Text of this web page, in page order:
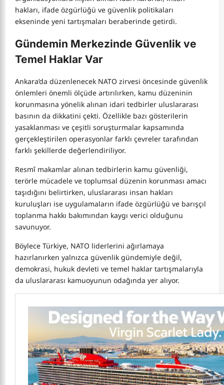
hakları, ifade özgürlüğü ve güvenlik politikaları
ekseninde yeni tartışmaları beraberinde getirdi.
Gündemin Merkezinde Güvenlik ve
Temel Haklar Var
Ankara’da düzenlenecek NATO zirvesi öncesinde güvenlik
önlemleri önemli ölçüde artırılırken, kamu düzeninin
korunmasına yönelik alınan idari tedbirler uluslararası
basının da dikkatini çekti. Özellikle bazı gösterilerin
yasaklanması ve çeşitli soruşturmalar kapsamında
gerçekleştirilen operasyonlar farklı çevreler tarafından
farklı şekillerde değerlendiriliyor.
Resmî makamlar alınan tedbirlerin kamu güvenliği,
terörle mücadele ve toplumsal düzenin korunması amacı
taşıdığını belirtirken, uluslararası insan hakları
kuruluşları ise uygulamaların ifade özgürlüğü ve barışçıl
toplanma hakkı bakımından kaygı verici olduğunu
savunuyor.
Böylece Türkiye, NATO liderlerini ağırlamaya
hazırlanırken yalnızca güvenlik gündemiyle değil,
demokrasi, hukuk devleti ve temel haklar tartışmalarıyla
da uluslararası kamuoyunun odağında yer alıyor.